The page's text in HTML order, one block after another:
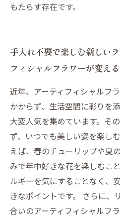
もたらす存在です。
手入れ不要で楽しむ新しい
フィシャルフラワーが変え
近年、アーティフィシャルフ
かからず、生活空間に彩りを
大変人気を集めています。そ
ず、いつでも美しい姿を楽し
えば、春のチューリップや夏
みで年中好きな花を楽しむこ
ルギーを気にすることなく、
きなポイントです。 さらに、
合いのアーティフィシャルフ